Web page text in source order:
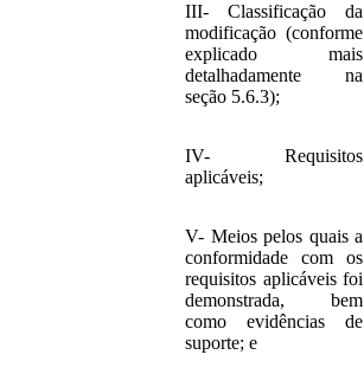
III- Classificação da
modificação (conforme
explicado mais
detalhadamente na
seção 5.6.3);
IV- Requisitos
aplicáveis;
V- Meios pelos quais a
conformidade com os
requisitos aplicáveis foi
demonstrada, bem
como evidências de
suporte; e